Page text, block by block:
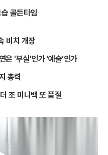
골든타임
비치 개장
은 '부실'인가 '예술'인가
총력
조 미니백 또 품절